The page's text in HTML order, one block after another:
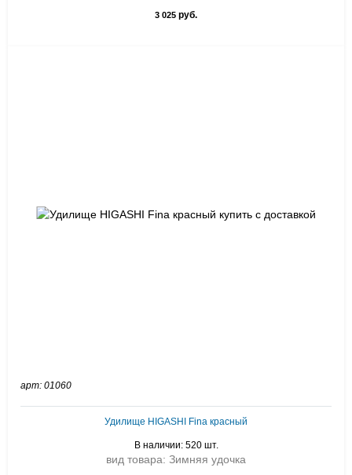
3 025 руб.
арт: 01060
Удилище HIGASHI Fina красный
В наличии: 520 шт.
вид товара: Зимняя удочка